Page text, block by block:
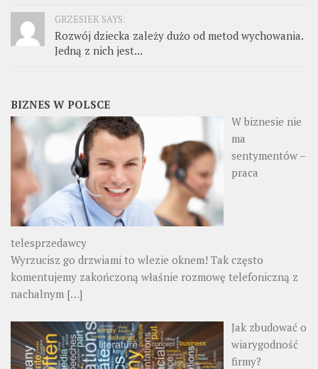
GRZESIEK SAYS:
Rozwój dziecka zależy dużo od metod wychowania.
Jedną z nich jest...
BIZNES W POLSCE
W biznesie nie
ma
sentymentów –
praca
telesprzedawcy
Wyrzucisz go drzwiami to wlezie oknem! Tak często
komentujemy zakończoną właśnie rozmowę telefoniczną z
nachalnym […]
Jak zbudować o
wiarygodność
firmy?